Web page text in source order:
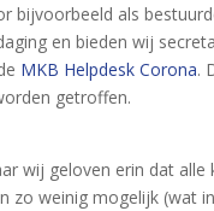
als
en bieden wij
MKB Helpdesk Corona.
getroffen.
wij geloven erin dat alle
weinig mogelijk (wat